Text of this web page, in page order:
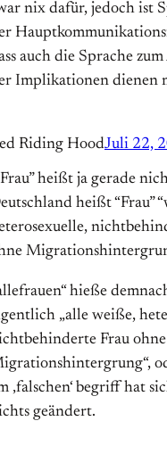
nix dafür, jedoch ist
auch die Sprache
Implikationen dienen
Riding HoodJuli 22,
heißt ja gerade
heißt “Frau”
hieße
„alle weiße,
Frau ohne
‚falschen‘ begriff hat
geändert.